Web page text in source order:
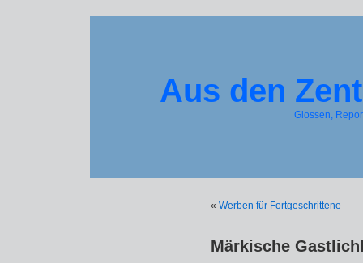
Aus den
Glossen,
« Werben für Fortgeschrittene
Märkische